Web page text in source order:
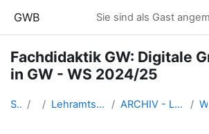
GWB Sie sind als Gast
Fachdidaktik GW: Digitale
in GW - WS 2024/25
Startseite Kurse Lehramtsausbildung GW im Cluster Österreich Mitte ARCHIV - Lehrveranstaltungen am Standort Linz - seit 2016